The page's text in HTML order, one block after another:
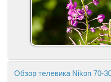
Обзор телевика Nikon 70-